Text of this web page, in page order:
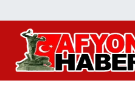
Afyon Haber